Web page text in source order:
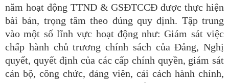
năm hoạt động TTND & GSĐTCCĐ được thực hiện
bài bản, trọng tâm theo đúng quy định. Tập trung
vào một số lĩnh vực hoạt động như: Giám sát việc
chấp hành chủ trương chính sách của Đảng, Nghị
quyết, quyết định của các cấp chính quyền, giám sát
cán bộ, công chức, đảng viên, cải cách hành chính,